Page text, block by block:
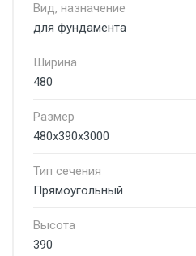
Вид, назначение
для фундамента
Ширина
480
Размер
480х390х3000
Тип сечения
Прямоугольный
Высота
390